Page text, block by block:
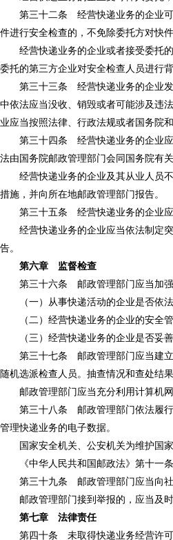
第三十二条 经营快递业务的企业可以
件进行安全检查的，不免除委托方对快
经营快递业务的企业或者接受委托的
委托的第三方企业对安全检查人员进行
第三十三条 经营快递业务的企业发现
中依法应当没收、销毁或者可能涉及违
业应当按照法律、行政法规或者国务院
第三十四条 经营快递业务的企业应当
法由国务院邮政管理部门会同国务院有关
经营快递业务的企业及其从业人员不
措施，并向所在地邮政管理部门报告。
第三十五条 经营快递业务的企业应
经营快递业务的企业应当依法制定突
告。
第六章 监督检查
第三十六条 邮政管理部门应当加强
（一）从事快递活动的企业是否依法
（二）经营快递业务的企业的安全管
（三）经营快递业务的企业是否妥善
第三十七条 邮政管理部门应当建立和
随机选派检查人员。抽查情况和查处结
邮政管理部门应当充分利用计算机网
第三十八条 邮政管理部门依法履行职
管理快递业务的电子数据。
国家安全机关、公安机关为维护国家
《中华人民共和国邮政法》第十一条
第三十九条 邮政管理部门应当向社
邮政管理部门接到举报的，应当及时
第七章 法律责任
第四十条 未取得快递业务经营许可